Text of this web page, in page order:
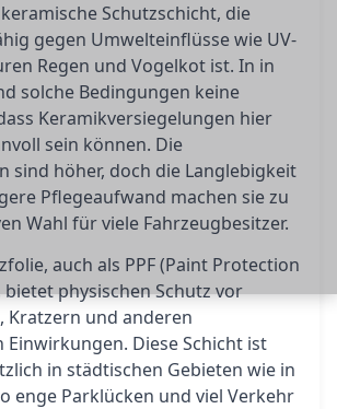
Schutzschicht, die
gegen Umwelteinflüsse wie UV-
Regen und Vogelkot ist. In in
solche Bedingungen keine
Keramikversiegelungen hier
sein können. Die
sind höher, doch die Langlebigkeit
Pflegeaufwand machen sie zu
Wahl für viele Fahrzeugbesitzer.
auch als PPF (Paint Protection
physischen Schutz vor
Kratzern und anderen
Einwirkungen. Diese Schicht ist
in städtischen Gebieten wie in
enge Parklücken und viel Verkehr